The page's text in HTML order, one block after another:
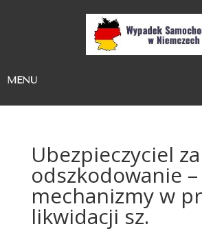
MENU
Ubezpieczyciel
odszkodowanie
mechanizmy w
likwidacji sz.